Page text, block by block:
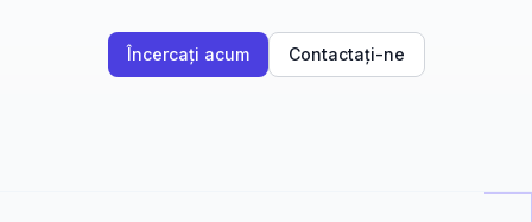
Încercați acum Contactați-ne